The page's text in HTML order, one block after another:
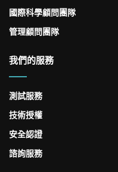
國際科學顧問團隊
管理顧問團隊
我們的服務
測試服務
技術授權
安全認證
諮詢服務